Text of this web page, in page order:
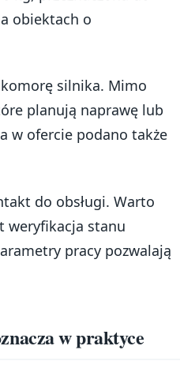
obiektach o
silnika. Mimo
planują naprawę lub
w ofercie podano także
do obsługi. Warto
weryfikacja stanu
pracy pozwalają
w praktyce